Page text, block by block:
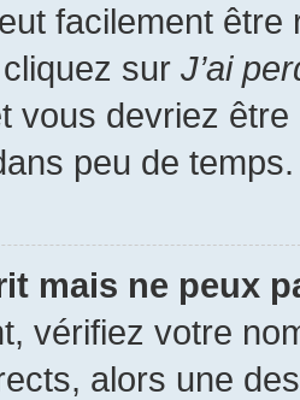
facilement
sur J’ai
vous devriez
peu de temps.
mais ne peux
vérifiez votre
alors une